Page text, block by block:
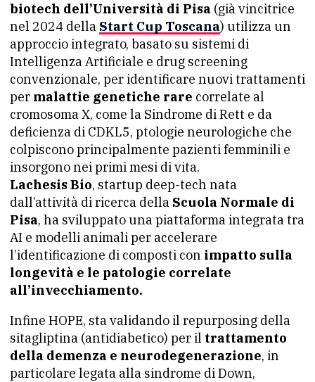
biotech dell’Università di Pisa (già vincitrice
nel 2024 della Start Cup Toscana) utilizza un
approccio integrato, basato su sistemi di
Intelligenza Artificiale e drug screening
convenzionale, per identificare nuovi trattamenti
per malattie genetiche rare correlate al
cromosoma X, come la Sindrome di Rett e da
deficienza di CDKL5, ptologie neurologiche che
colpiscono principalmente pazienti femminili e
insorgono nei primi mesi di vita.
Lachesis Bio, startup deep-tech nata
dall’attività di ricerca della Scuola Normale di
Pisa, ha sviluppato una piattaforma integrata tra
AI e modelli animali per accelerare
l’identificazione di composti con impatto sulla
longevità e le patologie correlate
all’invecchiamento.
Infine HOPE, sta validando il repurposing della
sitagliptina (antidiabetico) per il trattamento
della demenza e neurodegenerazione, in
particolare legata alla sindrome di Down,